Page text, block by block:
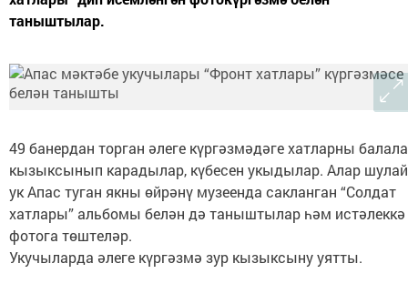
таныштылар.
49 банердан торган әлеге күргәзмәдәге хатларны
кызыксынып карадылар, күбесен укыдылар. Алар шулай
ук Апас туган якны өйрәнү музеенда сакланган “Солдат
хатлары” альбомы белән дә таныштылар һәм истәлеккә
фотога төштеләр.
Укучыларда әлеге күргәзмә зур кызыксыну уятты.